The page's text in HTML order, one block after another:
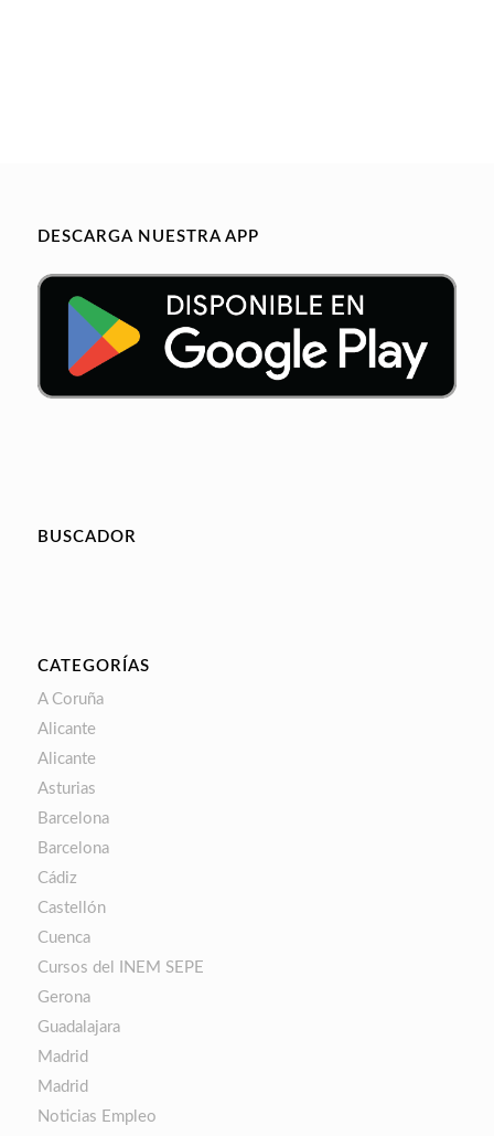
DESCARGA NUESTRA APP
BUSCADOR
CATEGORÍAS
A Coruña
Alicante
Alicante
Asturias
Barcelona
Barcelona
Cádiz
Castellón
Cuenca
Cursos del INEM SEPE
Gerona
Guadalajara
Madrid
Madrid
Noticias Empleo